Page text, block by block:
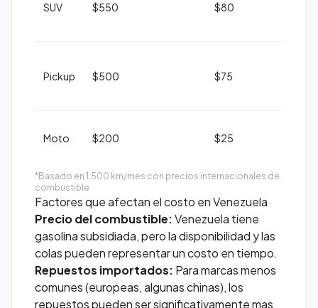
SUV $550 $80
Pickup $500 $75
Moto $200 $25
*Basado en 1,500 km/mes con precios internacionales de
combustible
Factores que afectan el costo en Venezuela
Precio del combustible:Venezuela tiene
gasolina subsidiada, pero la disponibilidad y las
colas pueden representar un costo en tiempo.
Repuestos importados: Para marcas menos
comunes (europeas, algunas chinas), los
repuestos pueden ser significativamente mas